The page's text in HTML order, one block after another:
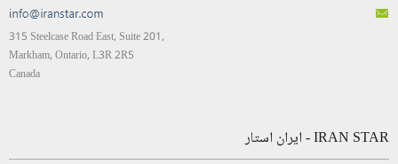
315 Steelcase Road East, Suite 201,
Markham, Ontario, L3R 2R5
Canada
IRAN STAR - ایران استار